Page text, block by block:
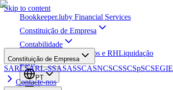
Skip to content
Bookkeeper.luby Financial Services
Constituição de Empresa
Contabilidade
Salários e RHLiquidação
Blog
PT
Constituição de Empresa
SARLSARL-SSASASSCASNCSCSSCSpSCSEGIE
Contacte-nos